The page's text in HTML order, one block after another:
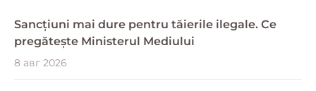
Sancțiuni mai dure pentru tăierile ilegale. Ce
pregătește Ministerul Mediului
8 авг 2026